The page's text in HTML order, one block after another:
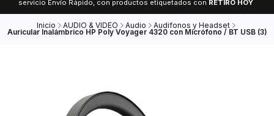
servicio Envío Rápido, con productos etiquetados con RETIRO HOY
Inicio AUDIO & VIDEO Audio Audifonos y Headset
Auricular Inalámbrico HP Poly Voyager 4320 con Micrófono / BT USB (3)